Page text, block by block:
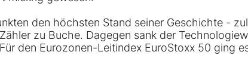
den höchsten Stand seiner Geschichte -
zu Buche. Dagegen sank der
den Eurozonen-Leitindex EuroStoxx 50 ging